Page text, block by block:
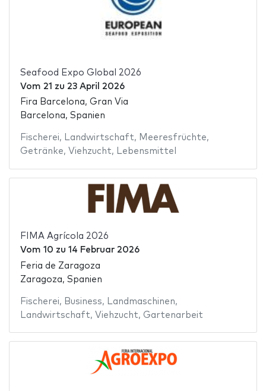
Seafood Expo Global 2026
Vom 21 zu 23 April 2026
Fira Barcelona, Gran Via
Barcelona, Spanien
Fischerei, Landwirtschaft, Meeresfrüchte,
Getränke, Viehzucht, Lebensmittel
FIMA Agrícola 2026
Vom 10 zu 14 Februar 2026
Feria de Zaragoza
Zaragoza, Spanien
Fischerei, Business, Landmaschinen,
Landwirtschaft, Viehzucht, Gartenarbeit